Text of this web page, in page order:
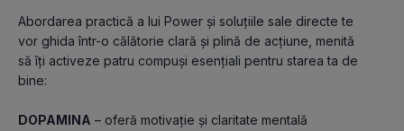
Abordarea practică a lui Power și soluțiile sale directe te
vor ghida într-o călătorie clară și plină de acțiune, menită
să îți activeze patru compuși esențiali pentru starea ta de
bine:
DOPAMINA – oferă motivație și claritate mentală